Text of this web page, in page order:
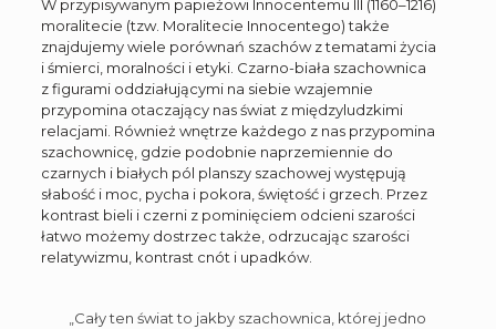
W przypisywanym papieżowi Innocentemu III (1160–1216)
moralitecie (tzw. Moralitecie Innocentego) także
znajdujemy wiele porównań szachów z tematami życia
i śmierci, moralności i etyki. Czarno-biała szachownica
z figurami oddziałującymi na siebie wzajemnie
przypomina otaczający nas świat z międzyludzkimi
relacjami. Również wnętrze każdego z nas przypomina
szachownicę, gdzie podobnie naprzemiennie do
czarnych i białych pól planszy szachowej występują
słabość i moc, pycha i pokora, świętość i grzech. Przez
kontrast bieli i czerni z pominięciem odcieni szarości
łatwo możemy dostrzec także, odrzucając szarości
relatywizmu, kontrast cnót i upadków.
„Cały ten świat to jakby szachownica, której jedno